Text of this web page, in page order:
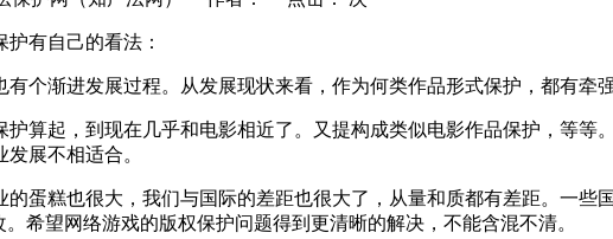
有自己的看法：
个渐进发展过程。从发展现状来看，作为何类作品形式保护，都有牵
算起，到现在几乎和电影相近了。又提构成类似电影作品保护，等等
展不相适合。
蛋糕也很大，我们与国际的差距也很大了，从量和质都有差距。一
希望网络游戏的版权保护问题得到更清晰的解决，不能含混不清。